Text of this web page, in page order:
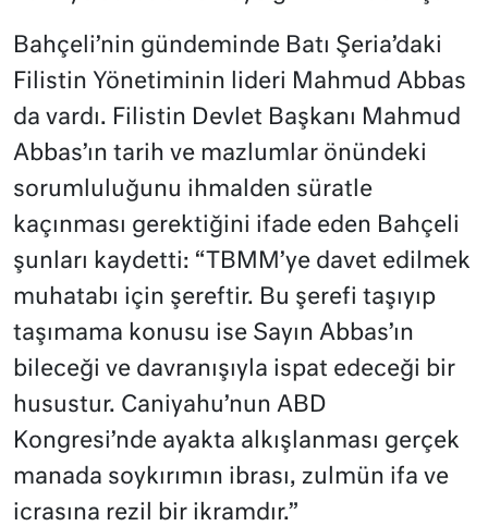
Bahçeli’nin gündeminde Batı Şeria’daki
Filistin Yönetiminin lideri Mahmud Abbas
da vardı. Filistin Devlet Başkanı Mahmud
Abbas’ın tarih ve mazlumlar önündeki
sorumluluğunu ihmalden süratle
kaçınması gerektiğini ifade eden Bahçeli
şunları kaydetti: “TBMM’ye davet edilmek
muhatabı için şereftir. Bu şerefi taşıyıp
taşımama konusu ise Sayın Abbas’ın
bileceği ve davranışıyla ispat edeceği bir
husustur. Caniyahu’nun ABD
Kongresi’nde ayakta alkışlanması gerçek
manada soykırımın ibrası, zulmün ifa ve
icrasına rezil bir ikramdır.”